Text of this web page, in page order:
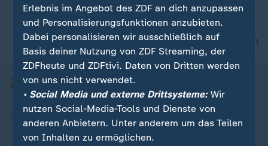
nach oben
Erlebnis im Angebot des ZDF an dich anzupassen
und Personalisierungsfunktionen anzubieten.
Dabei personalisieren wir ausschließlich auf
Basis deiner Nutzung von ZDF Streaming, der
ZDFheute und ZDFtivi. Daten von Dritten werden
von uns nicht verwendet.
• Social Media und externe Drittsysteme:Wir
nutzen Social-Media-Tools und Dienste von
anderen Anbietern. Unter anderem um das Teilen
von Inhalten zu ermöglichen.